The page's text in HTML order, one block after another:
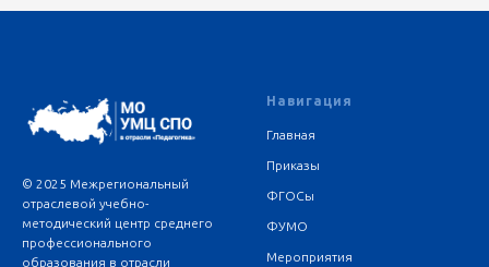
© 2025 Межрегиональный
отраслевой учебно-
методический центр среднего
профессионального
образования в отрасли
Навигация
Главная
Приказы
ФГОСы
ФУМО
Мероприятия